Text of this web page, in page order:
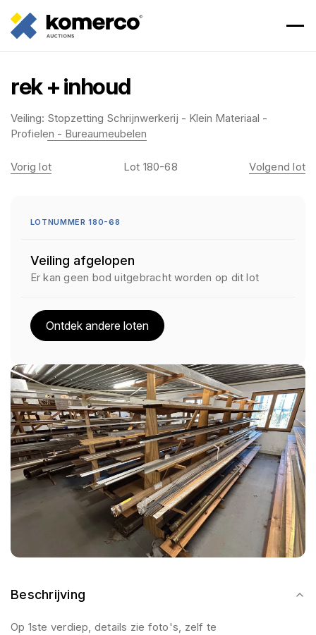
rek + inhoud
Veiling: Stopzetting Schrijnwerkerij - Klein Materiaal -
Profielen - Bureaumeubelen
Beschrijving
Op 1ste verdiep, details zie foto's, zelf te
Vorig lot Lot 180-68 Volgend lot
LOTNUMMER 180-68
Veiling afgelopen
Er kan geen bod uitgebracht worden op dit lot
Ontdek andere loten